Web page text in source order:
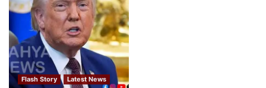
Flash Story Latest News